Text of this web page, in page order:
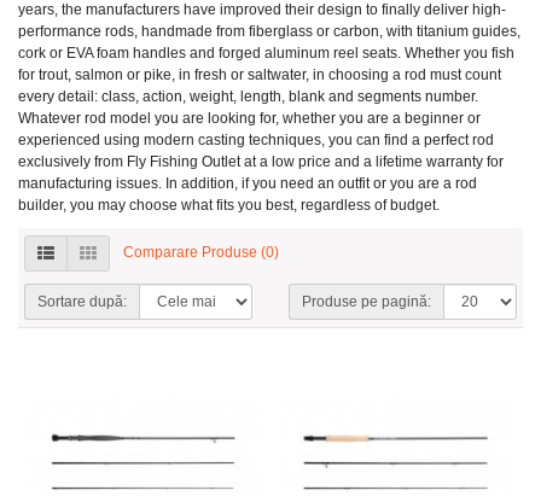
years, the manufacturers have improved their design to finally deliver high-
performance rods, handmade from fiberglass or carbon, with titanium guides,
cork or EVA foam handles and forged aluminum reel seats. Whether you fish
for trout, salmon or pike, in fresh or saltwater, in choosing a rod must count
every detail: class, action, weight, length, blank and segments number.
Whatever rod model you are looking for, whether you are a beginner or
experienced using modern casting techniques, you can find a perfect rod
exclusively from Fly Fishing Outlet at a low price and a lifetime warranty for
manufacturing issues. In addition, if you need an outfit or you are a rod
builder, you may choose what fits you best, regardless of budget.
Comparare Produse (0)
Sortare după: Produse pe pagină: